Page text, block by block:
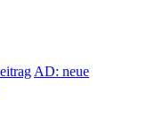
AD: neue